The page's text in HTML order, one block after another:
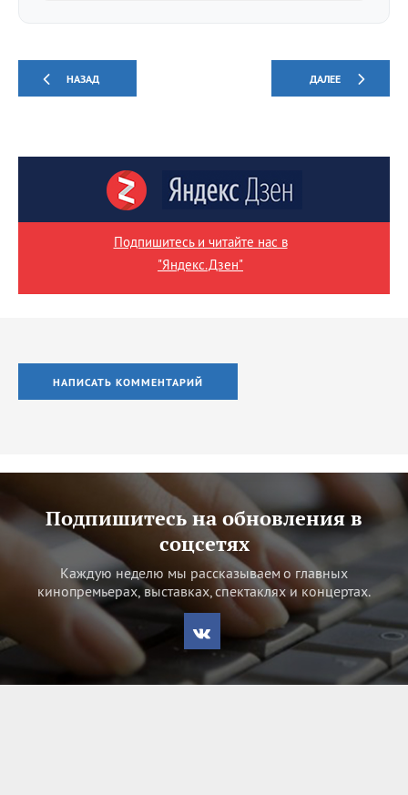
НАЗАД ДАЛЕЕ
Подпишитесь и читайте нас в
"Яндекс.Дзен"
НАПИСАТЬ КОММЕНТАРИЙ
Подпишитесь на обновления в
соцсетях
Каждую неделю мы рассказываем о главных
кинопремьерах, выставках, спектаклях и концертах.